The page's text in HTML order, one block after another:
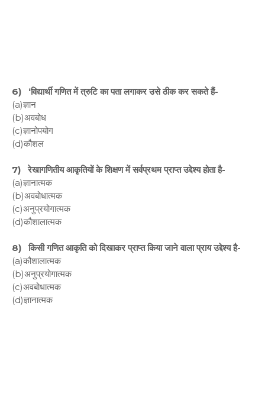
6) ‘विद्यार्थी गणित में त्रुटि का पता लगाकर उसे ठीक कर सकते हैं-
(a)ज्ञान
(b)अवबोध
(c)ज्ञानोपयोग
(d)कौशल
7) रेखागणितीय आकृतियों के शिक्षण में सर्वप्रथम प्राप्त उद्देश्य होता है-
(a)ज्ञानात्मक
(b)अवबोधात्मक
(c)अनुप्रयोगात्मक
(d)कौशालात्मक
8) किसी गणित आकृति को दिखाकर प्राप्त किया जाने वाला प्राय उद्देश्य है-
(a)कौशालात्मक
(b)अनुप्रयोगात्मक
(c)अवबोधात्मक
(d)ज्ञानात्मक